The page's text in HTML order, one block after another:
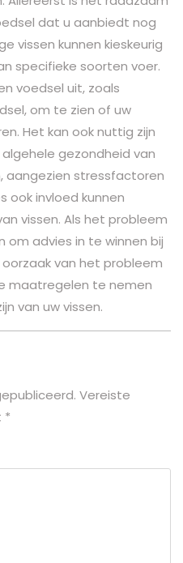
dat u aanbiedt nog
vissen kunnen kieskeurig
specifieke soorten voer.
voedsel uit, zoals
om te zien of uw
Het kan ook nuttig zijn
gezondheid van
aangezien stressfactoren
ook invloed kunnen
vissen. Als het probleem
om advies in te winnen bij
van het probleem
maatregelen te nemen
van uw vissen.
Vereiste
*